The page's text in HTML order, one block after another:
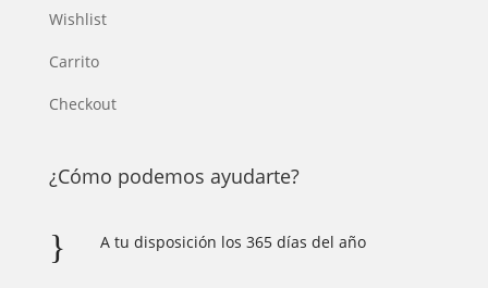
Wishlist
Carrito
Checkout
¿Cómo podemos ayudarte?
} A tu disposición los 365 días del año